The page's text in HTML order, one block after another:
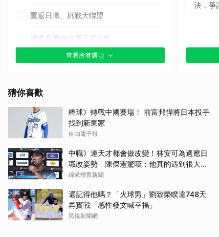
重返日職、挑戰大聯盟
國際賽擔綱台灣王牌主投
其他（歡迎貼文分享）
查看所有選項
決，爭
猜你喜歡
棒球》轉戰中國賽場！ 前富邦悍將日本投手
找到新東家
自由電子報
中職》連天才都會做改變！林安可為適應日
職改姿勢 陳傑憲驚嘆：他真的遇到很大挫
折
緯來體育新聞
還記得他嗎？「火球男」劉致榮睽違748天
再實戰「感性發文喊幸福」
民視新聞網